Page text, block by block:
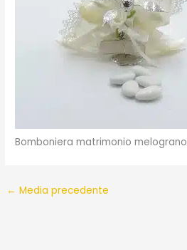
Bomboniera matrimonio melograno
← Media precedente